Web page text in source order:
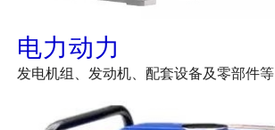
电力动力
发电机组、发动机、配套设备及零部件等